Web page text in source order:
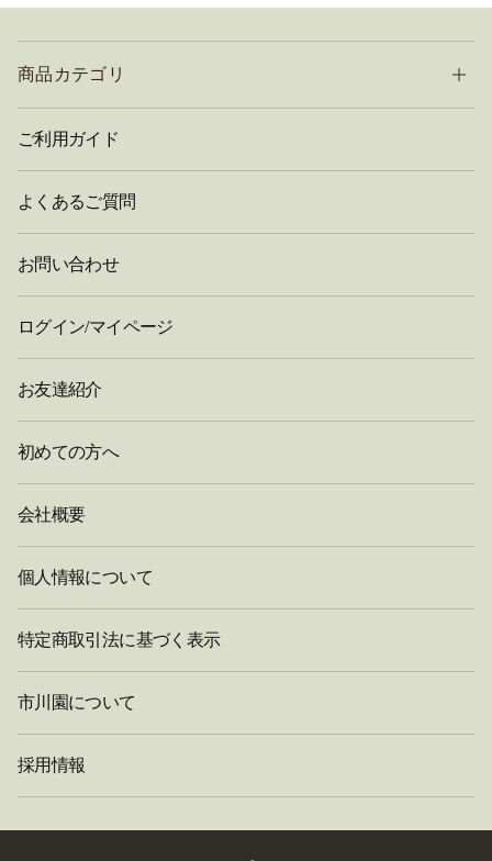
商品カテゴリ
ご利用ガイド
よくあるご質問
お問い合わせ
ログイン/マイページ
お友達紹介
初めての方へ
会社概要
個人情報について
特定商取引法に基づく表示
市川園について
採用情報